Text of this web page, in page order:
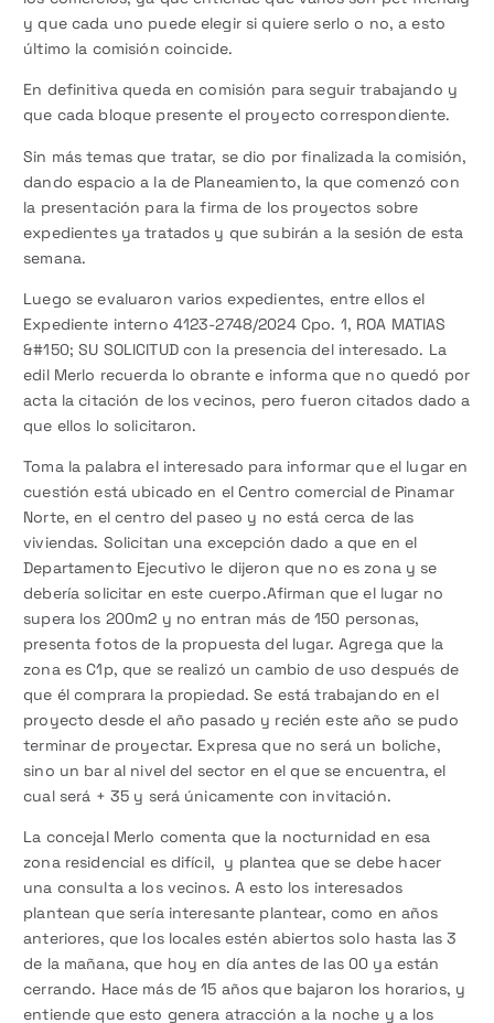
y que cada uno puede elegir si quiere serlo o no, a esto
último la comisión coincide.
En definitiva queda en comisión para seguir trabajando y
que cada bloque presente el proyecto correspondiente.
Sin más temas que tratar, se dio por finalizada la comisión,
dando espacio a la de Planeamiento, la que comenzó con
la presentación para la firma de los proyectos sobre
expedientes ya tratados y que subirán a la sesión de esta
semana.
Luego se evaluaron varios expedientes, entre ellos el
Expediente interno 4123-2748/2024 Cpo. 1, ROA MATIAS
&#150; SU SOLICITUD con la presencia del interesado. La
edil Merlo recuerda lo obrante e informa que no quedó por
acta la citación de los vecinos, pero fueron citados dado a
que ellos lo solicitaron.
Toma la palabra el interesado para informar que el lugar en
cuestión está ubicado en el Centro comercial de Pinamar
Norte, en el centro del paseo y no está cerca de las
viviendas. Solicitan una excepción dado a que en el
Departamento Ejecutivo le dijeron que no es zona y se
debería solicitar en este cuerpo.Afirman que el lugar no
supera los 200m2 y no entran más de 150 personas,
presenta fotos de la propuesta del lugar. Agrega que la
zona es C1p, que se realizó un cambio de uso después de
que él comprara la propiedad. Se está trabajando en el
proyecto desde el año pasado y recién este año se pudo
terminar de proyectar. Expresa que no será un boliche,
sino un bar al nivel del sector en el que se encuentra, el
cual será + 35 y será únicamente con invitación.
La concejal Merlo comenta que la nocturnidad en esa
zona residencial es difícil, y plantea que se debe hacer
una consulta a los vecinos. A esto los interesados
plantean que sería interesante plantear, como en años
anteriores, que los locales estén abiertos solo hasta las 3
de la mañana, que hoy en día antes de las 00 ya están
cerrando. Hace más de 15 años que bajaron los horarios, y
entiende que esto genera atracción a la noche y a los